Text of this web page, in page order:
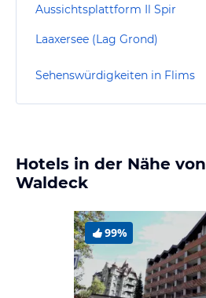
Aussichtsplattform Il Spir
Laaxersee (Lag Grond)
Sehenswürdigkeiten in Flims
Hotels in der Nähe
Waldeck
99%